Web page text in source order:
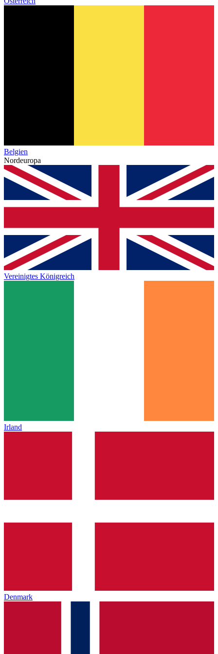
Belgien
Nordeuropa
Vereinigtes Königreich
Irland
Denmark